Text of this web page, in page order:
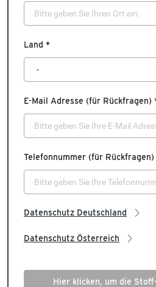
Land *
E-Mail Adresse (für Rückfragen)
Telefonnummer (für Rückfragen)
Datenschutz Deutschland
Datenschutz Österreich
Hier klicken, um die